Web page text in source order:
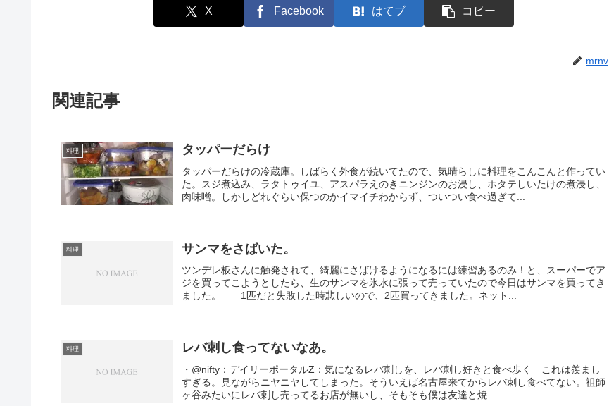
X Facebook はてブ コピー
mrnv
関連記事
料理 タッパーだらけ
タッパーだらけの冷蔵庫。しばらく外食が続いてたので、気晴らしに料理をこんこんと作ってい
た。スジ煮込み、ラタトゥイユ、アスパラえのきニンジンのお浸し、ホタテしいたけの煮浸し、
肉味噌。しかしどれぐらい保つのかイマイチわからず、ついつい食べ過ぎて...
料理 サンマをさばいた。
ツンデレ板さんに触発されて、綺麗にさばけるようになるには練習あるのみ！と、スーパーでア
ジを買ってこようとしたら、生のサンマを氷水に張って売っていたので今日はサンマを買ってき
ました。 1匹だと失敗した時悲しいので、2匹買ってきました。ネット...
料理 レバ刺し食ってないなあ。
・@nifty：デイリーポータルZ：気になるレバ刺しを、レバ刺し好きと食べ歩く これは羨まし
すぎる。見ながらニヤニヤしてしまった。そういえば名古屋来てからレバ刺し食べてない。祖師
ヶ谷みたいにレバ刺し売ってるお店が無いし、そもそも僕は友達と焼...